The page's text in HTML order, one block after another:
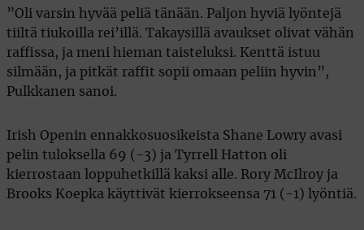
”Oli varsin hyvää peliä tänään. Paljon hyviä lyöntejä
tiiltä tiukoilla rei’illä. Takaysillä avaukset olivat vähän
raffissa, ja meni hieman taisteluksi. Kenttä istuu
silmään, ja pitkät raffit sopii omaan peliin hyvin”,
Pulkkanen sanoi.
Irish Openin ennakkosuosikeista Shane Lowry avasi
pelin tuloksella 69 (-3) ja Tyrrell Hatton oli
kierrostaan loppuhetkillä kaksi alle. Rory McIlroy ja
Brooks Koepka käyttivät kierrokseensa 71 (-1) lyöntiä.